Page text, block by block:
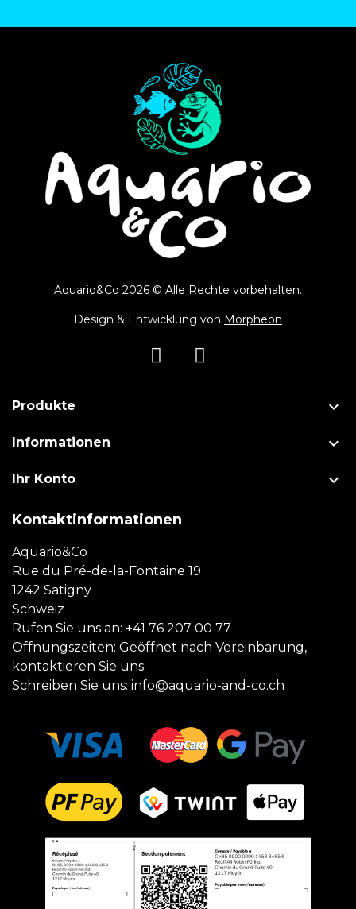
Aquario&Co 2026 © Alle Rechte vorbehalten.
Design & Entwicklung von Morpheon
Produkte 
Informationen 
Ihr Konto 
Kontaktinformationen
Aquario&Co
Rue du Pré-de-la-Fontaine 19
1242 Satigny
Schweiz
Rufen Sie uns an: +41 76 207 00 77
Öffnungszeiten: Geöffnet nach Vereinbarung,
kontaktieren Sie uns.
Schreiben Sie uns: info@aquario-and-co.ch